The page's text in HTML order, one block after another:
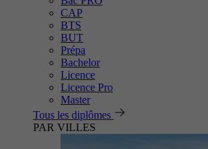
CAP
BTS
BUT
Prépa
Bachelor
Licence
Licence Pro
Master
Tous les diplômes
PAR VILLES